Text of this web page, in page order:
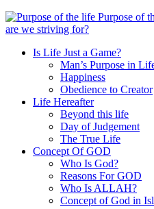
Purpose of
are we striving for?
Is Life Just a Game?
Man’s Purpose in
Happiness
Obedience to Creator
Life Hereafter
Beyond this life
Day of Judgement
The True Life
Concept Of GOD
Who Is God?
Reasons For GOD
Who Is ALLAH?
Concept of God in